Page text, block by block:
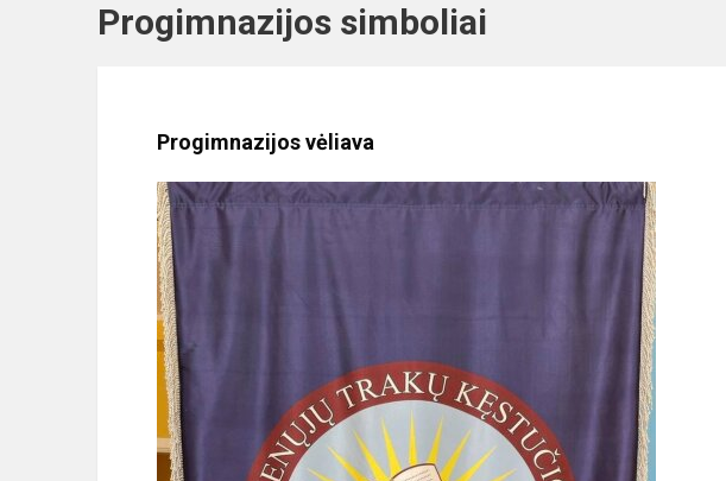
Progimnazijos simboliai
Progimnazijos vėliava